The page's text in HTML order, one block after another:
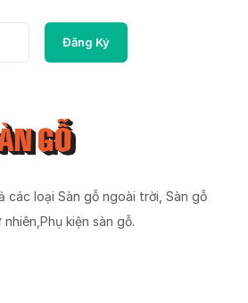
các loại Sàn gỗ ngoài trời, Sàn gỗ
kiện sàn gỗ.